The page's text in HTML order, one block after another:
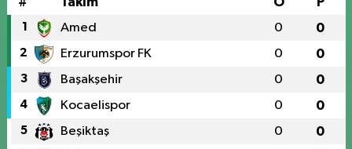
1 Amed 0 0
2 Erzurumspor FK 0 0
3 Başakşehir 0 0
4 Kocaelispor 0 0
5 Beşiktaş 0 0